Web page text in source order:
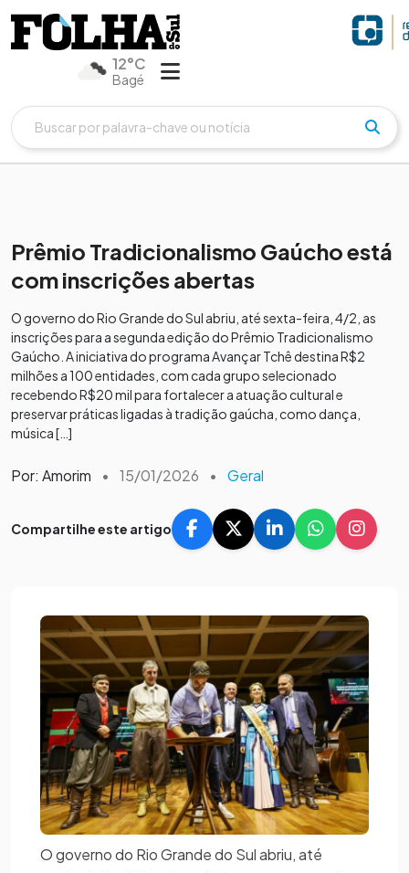
12°C
Bagé
Prêmio Tradicionalismo Gaúcho está
com inscrições abertas
O governo do Rio Grande do Sul abriu, até sexta-feira, 4/2, as
inscrições para a segunda edição do Prêmio Tradicionalismo
Gaúcho. A iniciativa do programa Avançar Tchê destina R$2
milhões a 100 entidades, com cada grupo selecionado
recebendo R$20 mil para fortalecer a atuação cultural e
preservar práticas ligadas à tradição gaúcha, como dança,
música […]
Por: Amorim • 15/01/2026 • Geral
Compartilhe este artigo
O governo do Rio Grande do Sul abriu, até